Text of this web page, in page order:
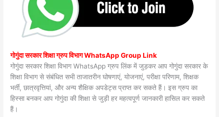
गोगुंदा सरकार शिक्षा ग्रुप विभाग WhatsApp Group Link
गोगुंदा सरकार शिक्षा विभाग WhatsApp ग्रुप लिंक में जुड़कर आप गोगुंदा सरकार के
शिक्षा विभाग से संबंधित सभी ताजातरीन घोषणाएं, योजनाएं, परीक्षा परिणाम, शिक्षक
भर्ती, छात्रवृत्तियां, और अन्य शैक्षिक अपडेट्स प्राप्त कर सकते हैं। इस ग्रुप का
हिस्सा बनकर आप गोगुंदा की शिक्षा से जुड़ी हर महत्वपूर्ण जानकारी हासिल कर सकते
हैं।